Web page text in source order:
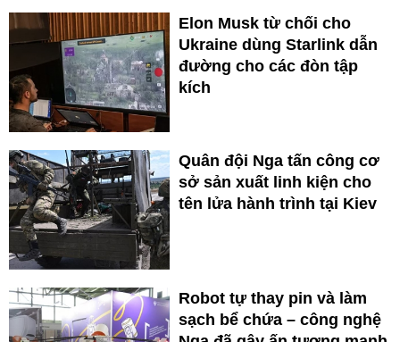
Elon Musk từ chối cho
Ukraine dùng Starlink dẫn
đường cho các đòn tập
kích
Quân đội Nga tấn công cơ
sở sản xuất linh kiện cho
tên lửa hành trình tại Kiev
Robot tự thay pin và làm
sạch bể chứa – công nghệ